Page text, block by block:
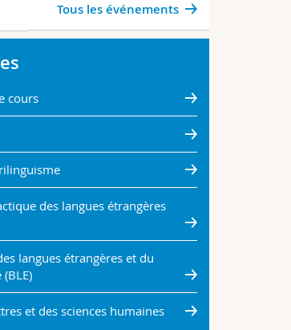
Tous les événements
cours
des langues étrangères
langues étrangères et du
et des sciences humaines